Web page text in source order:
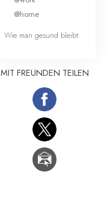
@home
Wie man gesund bleibt
MIT FREUNDEN TEILEN